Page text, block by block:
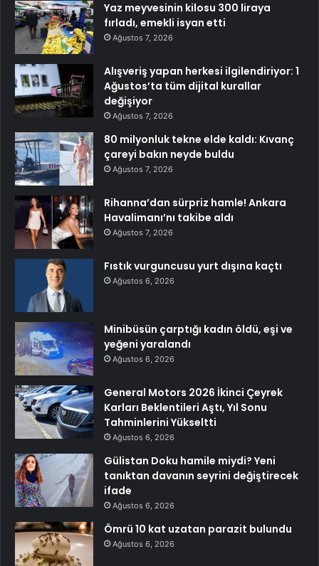
Yaz meyvesinin kilosu 300 liraya
fırladı, emekli isyan etti
Ağustos 7, 2026
Alışveriş yapan herkesi ilgilendiriyor: 1
Ağustos’ta tüm dijital kurallar
değişiyor
Ağustos 7, 2026
80 milyonluk tekne elde kaldı: Kıvanç
çareyi bakın neyde buldu
Ağustos 7, 2026
Rihanna’dan sürpriz hamle! Ankara
Havalimanı’nı takibe aldı
Ağustos 7, 2026
Fıstık vurguncusu yurt dışına kaçtı
Ağustos 6, 2026
Minibüsün çarptığı kadın öldü, eşi ve
yeğeni yaralandı
Ağustos 6, 2026
General Motors 2026 İkinci Çeyrek
Karları Beklentileri Aştı, Yıl Sonu
Tahminlerini Yükseltti
Ağustos 6, 2026
Gülistan Doku hamile miydi? Yeni
tanıktan davanın seyrini değiştirecek
ifade
Ağustos 6, 2026
Ömrü 10 kat uzatan parazit bulundu
Ağustos 6, 2026